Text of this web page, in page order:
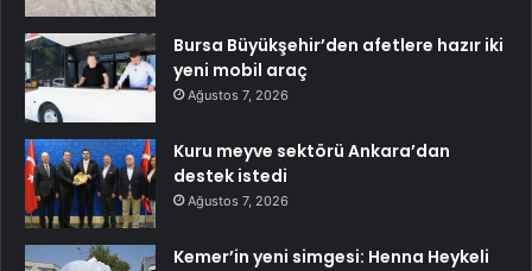
Bursa Büyükşehir’den afetlere hazır iki
yeni mobil araç
Ağustos 7, 2026
Kuru meyve sektörü Ankara’dan
destek istedi
Ağustos 7, 2026
Kemer’in yeni simgesi: Henna Heykeli